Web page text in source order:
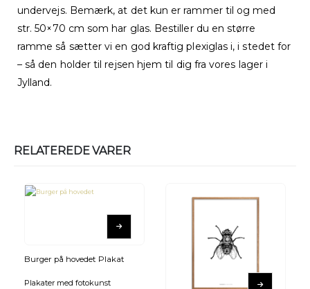
undervejs. Bemærk, at det kun er rammer til og med
str. 50×70 cm som har glas. Bestiller du en større
ramme så sætter vi en god kraftig plexiglas i, i stedet for
– så den holder til rejsen hjem til dig fra vores lager i
Jylland.
RELATEREDE VARER
Burger på hovedet Plakat
Plakater med fotokunst